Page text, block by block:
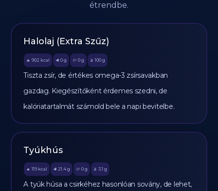
étrendbe.
Halolaj (Extra Szűz)
🔥 902 kcal 🥩 0 g 🥔 0g 🫒 100 g
Tiszta zsír, de értékes omega-3 zsírsavakban
gazdag. Kiegészítőként érdemes szedni, de
kalóriatartalmát számold bele a napi bevitelbe.
Tyúkhús
🔥 119 kcal 🥩 21.4 g 🥔 0g 🫒 3.1 g
A tyúk húsa a csirkéhez hasonlóan sovány, de lehet,